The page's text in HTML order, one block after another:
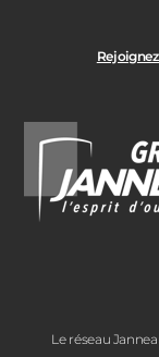
Le réseau